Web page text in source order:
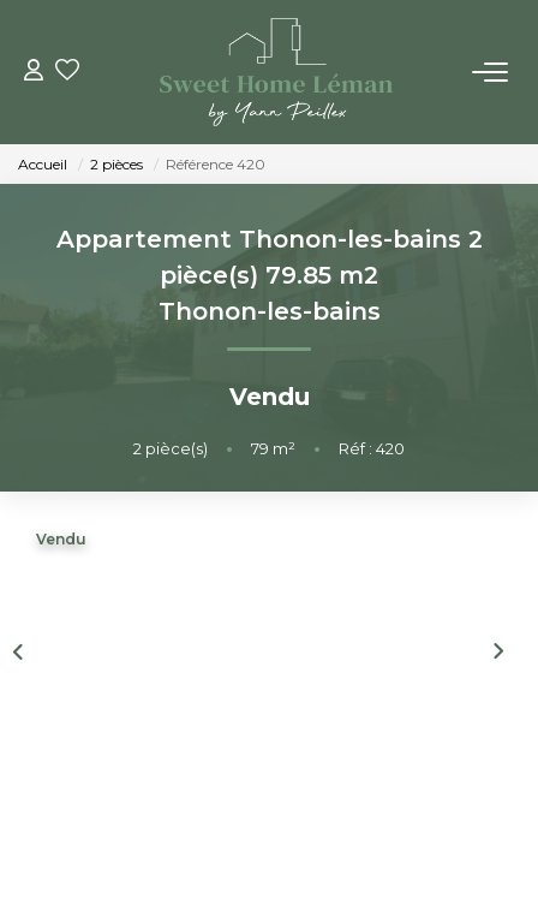
ACHETER
PROGRAMMES NEUFS
ESTIMER EN LIGNE
LES AGENCES
Accueil 2 pièces Référence 420
Appartement Thonon-les-bains 2
pièce(s) 79.85 m2
Thonon-les-bains
Vendu
2 pièce(s) • 79 m² • Réf : 420
Vendu